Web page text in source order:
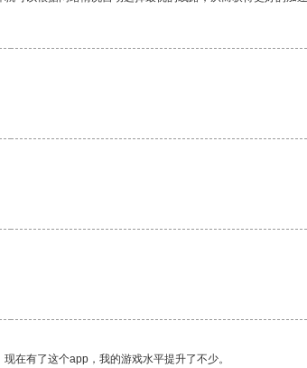
在有了这个app，我的游戏水平提升了不少。